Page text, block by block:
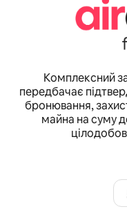
Комплексний
передбачає
бронювання,
майна на суму